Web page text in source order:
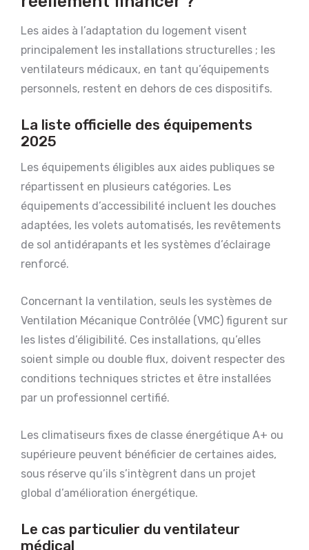
Les aides à l’adaptation du logement visent
principalement les installations structurelles ; les
ventilateurs médicaux, en tant qu’équipements
personnels, restent en dehors de ces dispositifs.
La liste officielle des équipements
2025
Les équipements éligibles aux aides publiques se
répartissent en plusieurs catégories. Les
équipements d’accessibilité incluent les douches
adaptées, les volets automatisés, les revêtements
de sol antidérapants et les systèmes d’éclairage
renforcé.
Concernant la ventilation, seuls les systèmes de
Ventilation Mécanique Contrôlée (VMC) figurent sur
les listes d’éligibilité. Ces installations, qu’elles
soient simple ou double flux, doivent respecter des
conditions techniques strictes et être installées
par un professionnel certifié.
Les climatiseurs fixes de classe énergétique A+ ou
supérieure peuvent bénéficier de certaines aides,
sous réserve qu’ils s’intègrent dans un projet
global d’amélioration énergétique.
Le cas particulier du ventilateur
médical